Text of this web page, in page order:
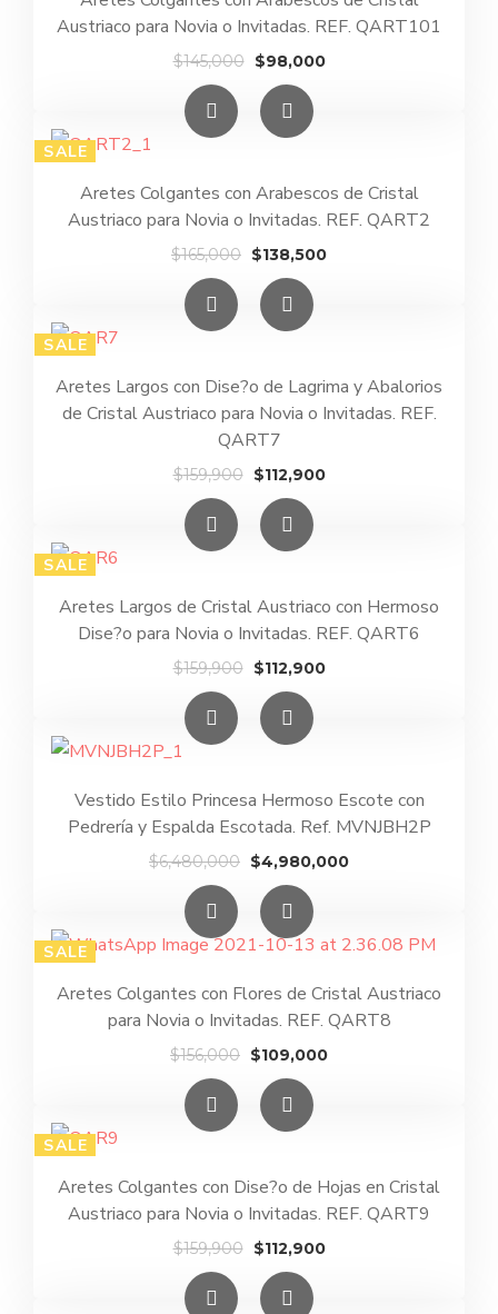
Austriaco para Novia o Invitadas. REF. QART101
$145,000 El
precio
original
era:
$98,000El
SALE
Aretes Colgantes con Arabescos de Cristal
Austriaco para Novia o Invitadas. REF. QART2
$165,000 El
precio
original
era:
$138,500El
SALE
Aretes Largos con Dise?o de Lagrima y Abalorios
de Cristal Austriaco para Novia o Invitadas. REF.
QART7
$159,900 El
precio
original
era:
$112,900El
SALE
Aretes Largos de Cristal Austriaco con Hermoso
Dise?o para Novia o Invitadas. REF. QART6
$159,900 El
precio
original
era:
$112,900El
Vestido Estilo Princesa Hermoso Escote con
Pedrería y Espalda Escotada. Ref. MVNJBH2P
$6,480,000 El
precio
original
era:
$4,980,000El
es:
SALE
Aretes Colgantes con Flores de Cristal Austriaco
para Novia o Invitadas. REF. QART8
$156,000 El
precio
original
era:
$109,000El
SALE
Aretes Colgantes con Dise?o de Hojas en Cristal
Austriaco para Novia o Invitadas. REF. QART9
$159,900 El
precio
original
$112,900El